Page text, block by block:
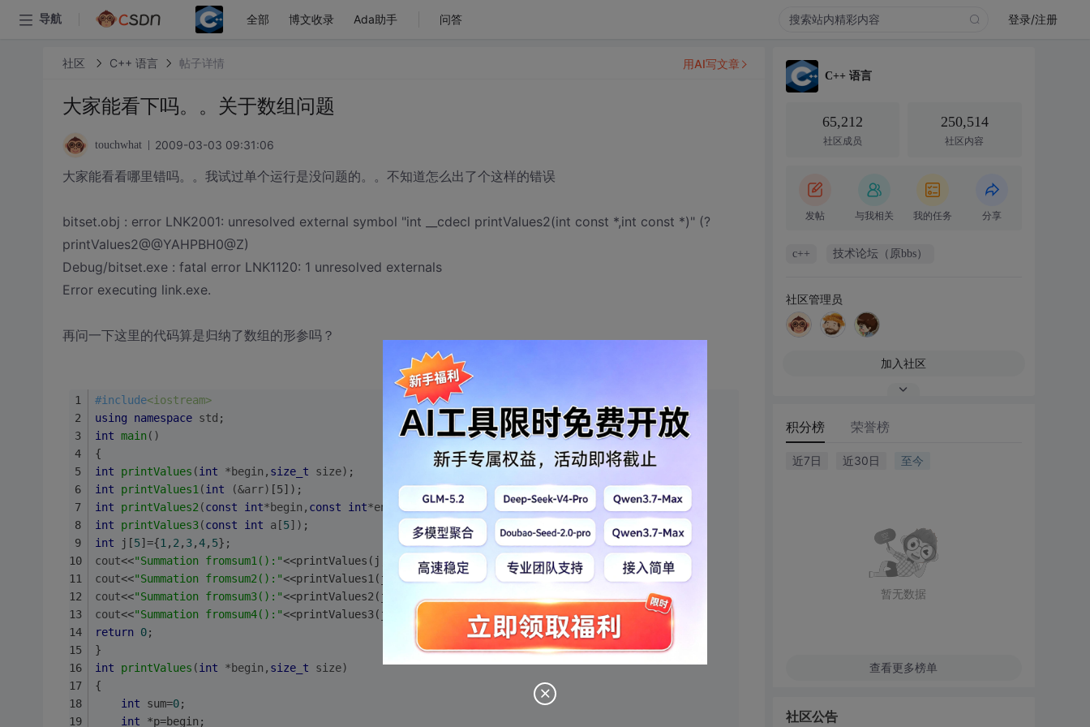
导航 全部 博文收录 Ada助手 问答 登录/注册
社区 C++ 语言 帖子详情
大家能看下吗。。关于数组问题
touchwhat 2009-03-03 09:31:06
大家能看看哪里错吗。。我试过单个运行是没问题的。。不知道怎么出了个这样的错误
bitset.obj : error LNK2001: unresolved external symbol "int __cdecl printValues2(int const *,int const *)" (?
printValues2@@YAHPBH0@Z)
Debug/bitset.exe : fatal error LNK1120: 1 unresolved externals
Error executing link.exe.
再问一下这里的代码算是归纳了数组的形参吗？
#include<iostream>
using
namespace std ;
int main()
{
int
printValues (int *begin, size_t size) ;
int
printValues1 (int (&arr) [5]) ;
int
printValues2 (const int*begin, const int*end);
int
printValues3(const int a[5]) ;
int j[5]={1 , 2 , 3,4, 5};
cout<<"Summation fromsum1():"<<printValues(j, )<< endl;
cout<<"Summation fromsum2():"<<printValues1(j)<< endl;
cout<<"Summation fromsum3():"<<printValues2(j,j+ )<<endl;
cout<<"Summation fromsum4():"<<printValues3(j)<< endl
return 0;
}
int
printValues (int *begin, size_t size)
{
int sum=0;
int *p=begin;
用AI写文章
C++ 语言
65,212
社区成员
250,514
社区内容
发帖 与我相关 我的任务 分享
c++ 技术论坛（原bbs）
社区管理员
加入社区
积分榜 荣誉榜
近7日 近30日 至今
暂无数据
查看更多榜单
社区公告